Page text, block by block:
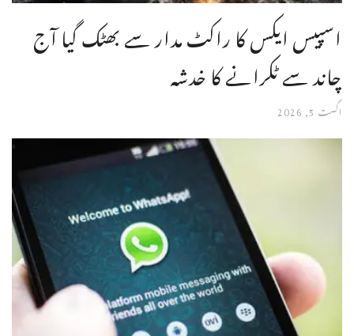
اسپیس ایکس کا راکٹ مدار سے بھٹک گیا آج
چاند سے ٹکرانے کا خدشہ
اگست 5, 2026